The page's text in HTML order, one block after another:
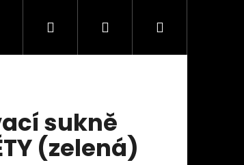
SUKNĚ SE SEDLEM A KAPSAMI
Hledat PřihlášeníNákupní
sukně
(zelená)